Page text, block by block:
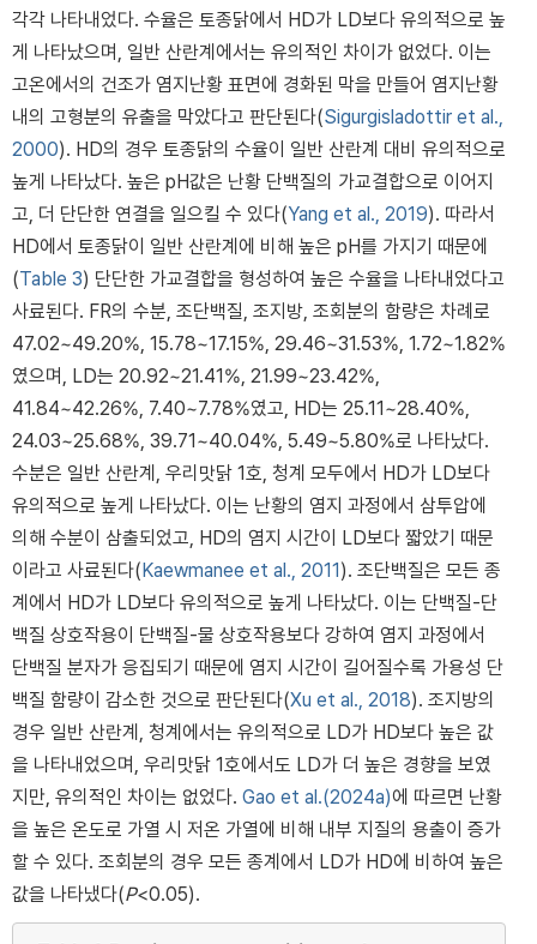
각각 나타내었다. 수율은 토종닭에서 HD가 LD보다 유의적으로 높
게 나타났으며, 일반 산란계에서는 유의적인 차이가 없었다. 이는
고온에서의 건조가 염지난황 표면에 경화된 막을 만들어 염지난황
내의 고형분의 유출을 막았다고 판단된다(Sigurgisladottir et al.,
2000). HD의 경우 토종닭의 수율이 일반 산란계 대비 유의적으로
높게 나타났다. 높은 pH값은 난황 단백질의 가교결합으로 이어지
고, 더 단단한 연결을 일으킬 수 있다(Yang et al., 2019). 따라서
HD에서 토종닭이 일반 산란계에 비해 높은 pH를 가지기 때문에
(Table 3) 단단한 가교결합을 형성하여 높은 수율을 나타내었다고
사료된다. FR의 수분, 조단백질, 조지방, 조회분의 함량은 차례로
47.02~49.20%, 15.78~17.15%, 29.46~31.53%, 1.72~1.82%
였으며, LD는 20.92~21.41%, 21.99~23.42%,
41.84~42.26%, 7.40~7.78%였고, HD는 25.11~28.40%,
24.03~25.68%, 39.71~40.04%, 5.49~5.80%로 나타났다.
수분은 일반 산란계, 우리맛닭 1호, 청계 모두에서 HD가 LD보다
유의적으로 높게 나타났다. 이는 난황의 염지 과정에서 삼투압에
의해 수분이 삼출되었고, HD의 염지 시간이 LD보다 짧았기 때문
이라고 사료된다(Kaewmanee et al., 2011). 조단백질은 모든 종
계에서 HD가 LD보다 유의적으로 높게 나타났다. 이는 단백질-단
백질 상호작용이 단백질-물 상호작용보다 강하여 염지 과정에서
단백질 분자가 응집되기 때문에 염지 시간이 길어질수록 가용성 단
백질 함량이 감소한 것으로 판단된다(Xu et al., 2018). 조지방의
경우 일반 산란계, 청계에서는 유의적으로 LD가 HD보다 높은 값
을 나타내었으며, 우리맛닭 1호에서도 LD가 더 높은 경향을 보였
지만, 유의적인 차이는 없었다. Gao et al.(2024a)에 따르면 난황
을 높은 온도로 가열 시 저온 가열에 비해 내부 지질의 용출이 증가
할 수 있다. 조회분의 경우 모든 종계에서 LD가 HD에 비하여 높은
값을 나타냈다(P<0.05).